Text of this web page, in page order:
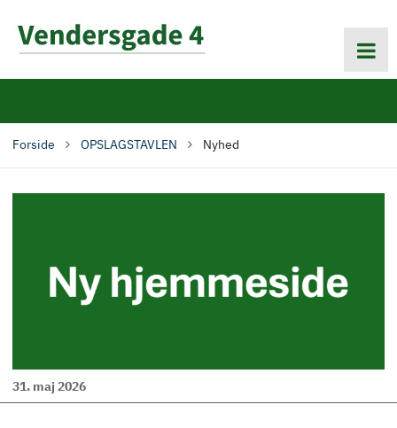
hovedindhold
Brødkrumme
Forside OPSLAGSTAVLEN Nyhed
31. maj 2026